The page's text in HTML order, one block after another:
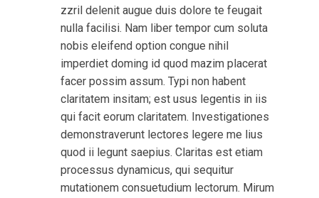
zzril delenit augue duis dolore te feugait
nulla facilisi. Nam liber tempor cum soluta
nobis eleifend option congue nihil
imperdiet doming id quod mazim placerat
facer possim assum. Typi non habent
claritatem insitam; est usus legentis in iis
qui facit eorum claritatem. Investigationes
demonstraverunt lectores legere me lius
quod ii legunt saepius. Claritas est etiam
processus dynamicus, qui sequitur
mutationem consuetudium lectorum. Mirum